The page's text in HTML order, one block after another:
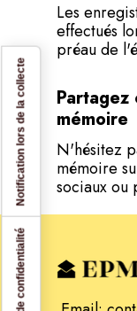
Les
effectués
préau de
Partagez
mémoire
N'hésitez
mémoire
sociaux ou
Notification lors de la collecte